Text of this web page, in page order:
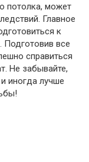
потолка, может
Главное
к
Подготовив все
справиться
Не забывайте,
иногда лучше